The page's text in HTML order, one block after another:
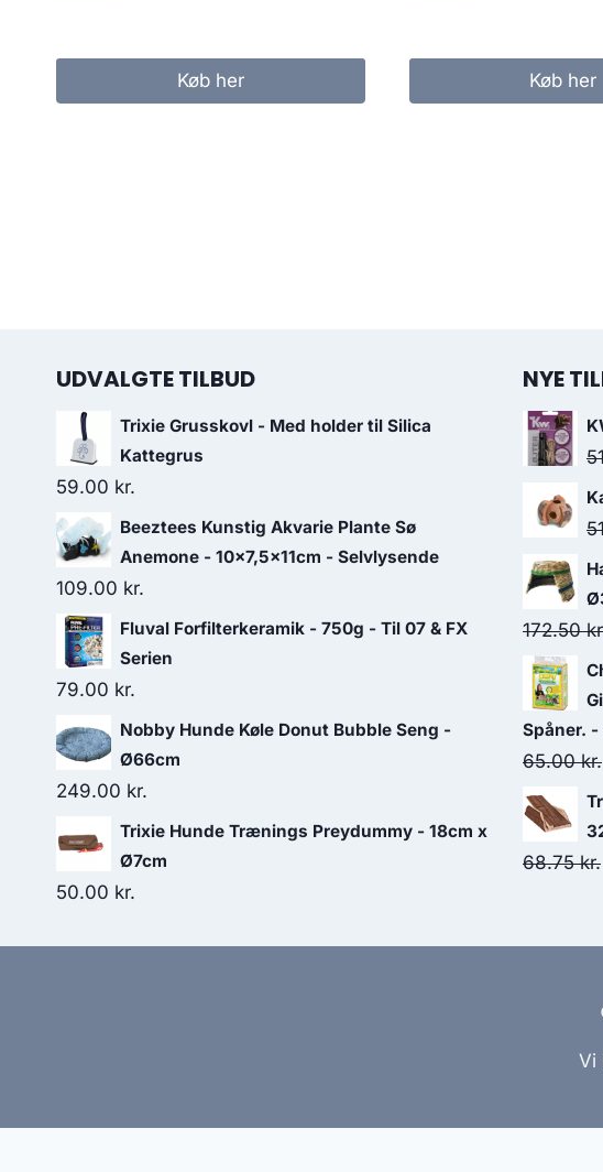
Køb her Køb her
UDVALGTE TILBUD
Trixie Grusskovl - Med holder til Silica
Kattegrus
59.00 kr.
Beeztees Kunstig Akvarie Plante Sø
Anemone - 10x7,5x11cm - Selvlysende
109.00 kr.
Fluval Forfilterkeramik - 750g - Til 07 & FX
Serien
79.00 kr.
Nobby Hunde Køle Donut Bubble Seng -
Ø66cm
249.00 kr.
Trixie Hunde Trænings Preydummy - 18cm x
Ø7cm
50.00 kr.
NYE
172.50
Spåner.
65.00kr.
68.75kr.
Vi